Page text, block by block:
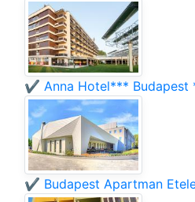
✔️ Anna Hotel*** Budapest
✔️ Budapest Apartman